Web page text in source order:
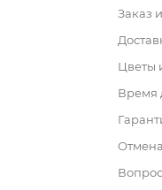
Заказ
Цветы
Время